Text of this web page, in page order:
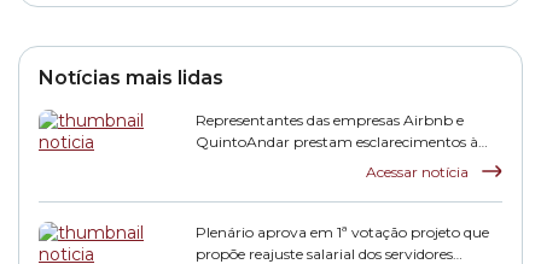
Notícias mais lidas
Representantes das empresas Airbnb e
QuintoAndar prestam esclarecimentos à
Acessar notícia
Plenário aprova em 1ª votação projeto que
propõe reajuste salarial dos servidores